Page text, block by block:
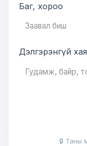
Баг, хороо
Дэлгэрэнгүй
🔒 Таны